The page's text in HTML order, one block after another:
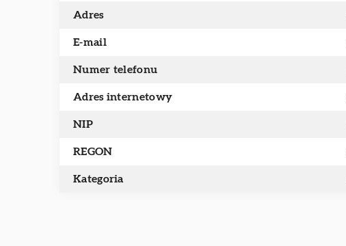
Adres
E-mail
Numer telefonu
Adres internetowy
NIP
REGON
Kategoria